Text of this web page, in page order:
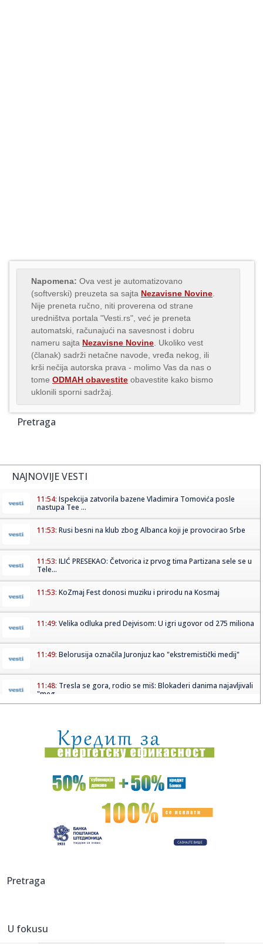
Napomena: Ova vest je automatizovano
(softverski) preuzeta sa sajta Nezavisne Novine
Nije preneta ručno, niti proverena od strane
uredništva portala "Vesti.rs", već je preneta
automatski, računajući na savesnost i dobru
nameru sajta Nezavisne Novine . Ukoliko vest
(članak) sadrži netačne navode, vređa nekog, ili
krši nečija autorska prava - molimo Vas da nas o
tome ODMAH obavestite obavestite kako bismo
uklonili sporni sadržaj.
Pretraga
NAJNOVIJE VESTI
11:54: Ispekcija zatvorila bazene Vladimira Tomovića posle
nastupa Tee ...
11:53: Rusi besni na klub zbog Albanca koji je provocirao Srbe
11:53: ILIĆ PRESEKAO: Četvorica iz prvog tima Partizana sele se u
Tele...
11:53: KoZmaj Fest donosi muziku i prirodu na Kosmaj
11:49: Velika odluka pred Dejvisom: U igri ugovor od 275 miliona
11:49: Belorusija označila Juronjuz kao "ekstremistički medij"
11:48: Tresla se gora, rodio se miš: Blokaderi danima najavljivali
"meg...
11:45:Netfliks vraća hit-komediju: Stiže 25 poznatih lica
11:45:Signal konačno uvodi veliku promenu
Amerikanci započeli evakuaciju
11:42:Škoda počela proizvodnju najnaprednijeg SUV-a
"Oluji" u...
11:37:
Pretraga
U fokusu